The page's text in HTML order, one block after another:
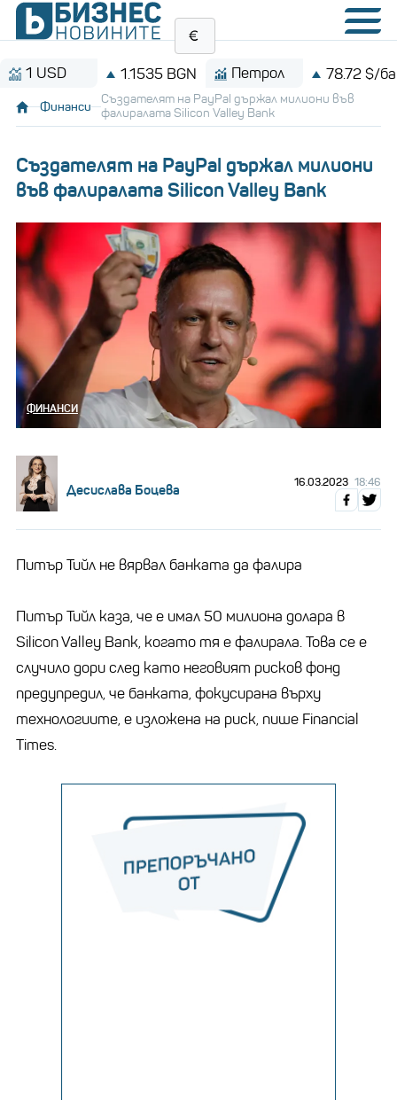
1.1535 BGN Петрол 78.72 $/барел
Финанси
Създателят на PayPal държал милиони във
фалиралата Silicon Valley Bank
Създателят на PayPal държал милиони
във фалиралата Silicon Valley Bank
ФИНАНСИ
Десислава Боцева 16.03.2023 18:46
Питър Тийл не вярвал банката да фалира
Питър Тийл каза, че е имал 50 милиона долара в
Silicon Valley Bank, когато тя e фалирала. Това се е
случило дори след като неговият рисков фонд
предупредил, че банката, фокусирана върху
технологиите, е изложена на риск, пише Financial
Times.